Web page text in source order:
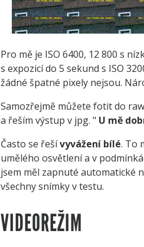
Pro mě je ISO 6400, 12 800 s
s expozicí do 5 sekund s ISO
žádné špatné pixely nejsou.
Samozřejmě můžete fotit do
a řeším výstup v jpg. " U mě
Často se řešívyvážení bílé. To
umělého osvětlení a v
jsem měl zapnuté automatické
všechny snímky v testu.
VIDEOREŽIM